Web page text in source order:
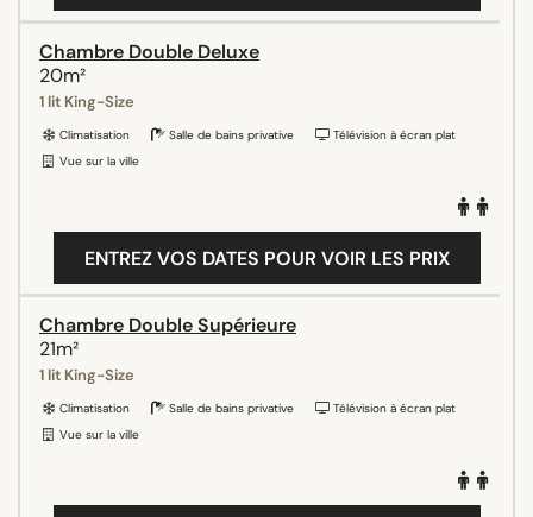
Chambre Double Deluxe
20m²
1 lit King-Size
Climatisation Salle de bains privative
Télévision à écran plat
Vue sur la ville
ENTREZ VOS DATES POUR VOIR LES PRIX
Chambre Double Supérieure
21m²
1 lit King-Size
Climatisation Salle de bains privative
Télévision à écran plat
Vue sur la ville